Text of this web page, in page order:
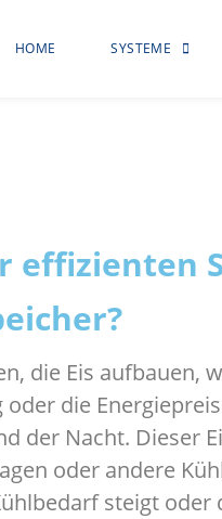
HOME SYSTEME
effizienten
die Eis aufbauen,
die
der Nacht. Dieser
oder andere
steigt oder